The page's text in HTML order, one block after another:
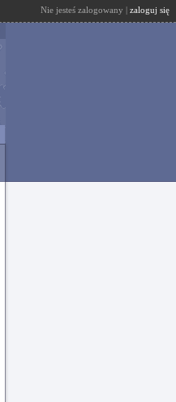
Nie jesteś zalogowany | zaloguj się